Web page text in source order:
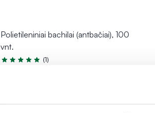
Polietileniniai bachilai (antbačiai), 100
vnt.
Įvertinimas 5.0 iš 5
(1)
% PAPILDOMA NUOLAIDA